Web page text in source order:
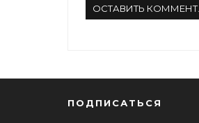
ОСТАВИТЬ КОММЕНТ.
ПОДПИСАТЬСЯ